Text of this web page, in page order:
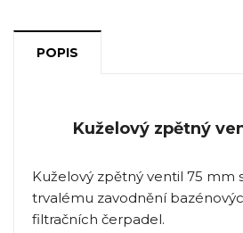
POPIS
Kuželový zpětný
Kuželový zpětný ventil 75 mm
trvalému zavodnění
filtračních čerpadel.